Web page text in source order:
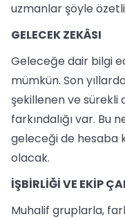
uzmanlar şöyle
GELECEK ZEKÂSI
Geleceğe dair bilgi
mümkün. Son
şekillenen ve sürekli
farkındalığı var. Bu
geleceği de hesaba
olacak.
İŞBİRLİĞİ VE EKİP
Muhalif gruplarla,